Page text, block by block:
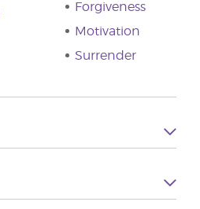
Forgiveness
Motivation
Surrender